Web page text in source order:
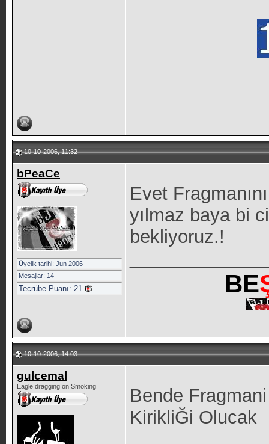
10-10-2006, 11:32
bPeaCe
Üyelik tarihi: Jun 2006
Mesajlar: 14
Tecrübe Puanı: 21
Evet
yılmaz baya bi
bekliyoruz.!
BE
10-10-2006, 14:03
gulcemal
Eagle dragging on Smoking
Bende
KirikliĞi Olucak